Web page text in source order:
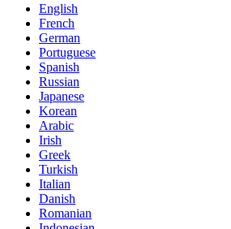
English
French
German
Portuguese
Spanish
Russian
Japanese
Korean
Arabic
Irish
Greek
Turkish
Italian
Danish
Romanian